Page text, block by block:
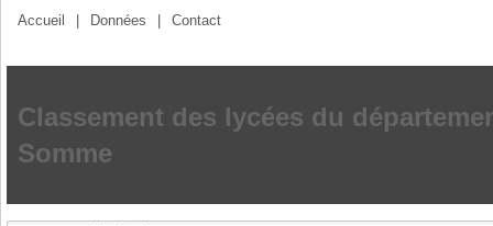
Accueil Données Contact
Classement des lycées du
Somme